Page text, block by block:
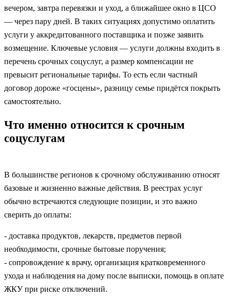
вечером, завтра перевязки и уход, а ближайшее окно в ЦСО
— через пару дней. В таких ситуациях допустимо оплатить
услуги у аккредитованного поставщика и позже заявить
возмещение. Ключевые условия — услуги должны входить в
перечень срочных соцуслуг, а размер компенсации не
превысит региональные тарифы. То есть если частный
договор дороже «госцены», разницу семье придётся покрыть
самостоятельно.
Что именно относится к срочным
соцуслугам
В большинстве регионов к срочному обслуживанию относят
базовые и жизненно важные действия. В реестрах услуг
обычно встречаются следующие позиции, и это важно
сверить до оплаты:
- доставка продуктов, лекарств, предметов первой
необходимости, срочные бытовые поручения;
- сопровождение к врачу, организация кратковременного
ухода и наблюдения на дому после выписки, помощь в оплате
ЖКУ при риске отключений.